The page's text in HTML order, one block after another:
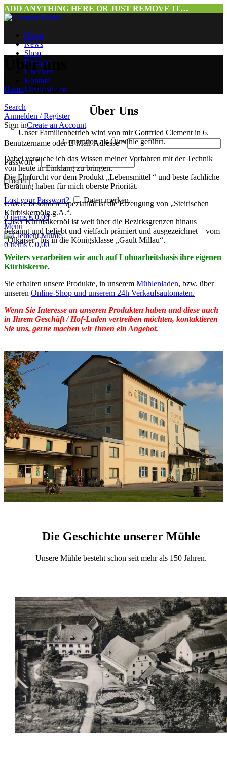
ADD ANYTHING HERE OR JUST REMOVE IT…
Home
News
Shop
Rezepte
Über uns
Kontakt
Mühlenladen
Search
Anmelden / Register
Sign inCreate an Account
Benutzername oder E-Mail-Adresse*
Passwort*
Log in
Lost your Passwort?
Daten merken
0items €0,00
Menu
0items €0,00
Über uns
Home»Über uns
Über Uns
Unser Familienbetrieb wird von mir Gottfried Clement in 6.
Generation als Ölmühle geführt.
Dabei versuche ich das Wissen meiner Vorfahren mit der Technik
von heute in Einklang zu bringen.
Die Ehrfurcht vor dem Produkt „Lebensmittel “ und beste fachliche
Beratung haben für mich oberste Priorität.
Unsere besondere Spezialität ist die Erzeugung von „Steirischen
Kürbiskernölg.g.A.“.
Unser Kürbislkernöl ist weit über die Bezirksgrenzen hinaus
bekannt und beliebt und vielfach prämiert und ausgezeichnet – vom
„Ölkaiser“ bis in die Königsklasse „Gault Millau“.
Weiters verarbeiten wir auch auf Lohnarbeitsbasis ihre eigenen
Kürbiskerne.
Sie erhalten unsere Produkte, in unserem Mühlenladen, bzw. über
unseren Online-Shop und unserem 24h Verkaufsautomaten.
Wenn Sie Interesse an unseren Produkten haben und diese auch
in Ihrem Geschäft / Hof-Laden vertreiben möchten, kontaktieren
Sie uns, gerne machen wir Ihnen ein Angebot.
Die Geschichte unserer Mühle
Unsere Mühle besteht schon seit mehr als 150 Jahren.